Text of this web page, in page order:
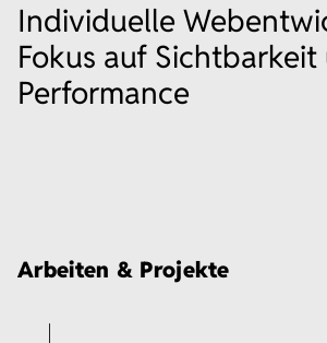
Individuelle
Fokus auf Sichtbarkeit
Performance
Arbeiten & Projekte